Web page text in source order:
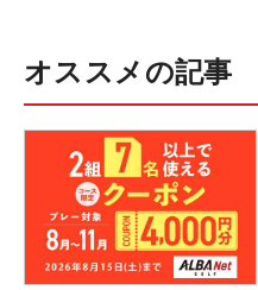
オススメの記事